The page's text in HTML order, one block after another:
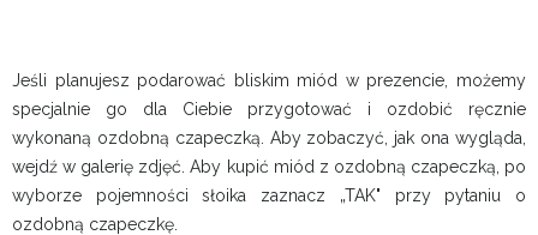
Jeśli planujesz podarować bliskim miód w prezencie, możemy
specjalnie go dla Ciebie przygotować i ozdobić ręcznie
wykonaną ozdobną czapeczką. Aby zobaczyć, jak ona wygląda,
wejdź w galerię zdjęć. Aby kupić miód z ozdobną czapeczką, po
wyborze pojemności słoika zaznacz „TAK" przy pytaniu o
ozdobną czapeczkę.